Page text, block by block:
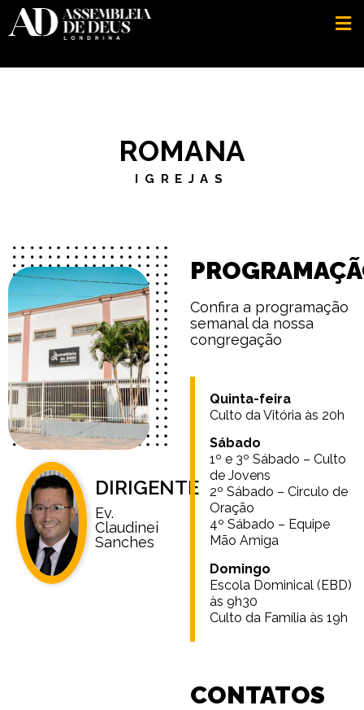
ROMANA
IGREJAS
DIRIGENTE
Ev.
Claudinei
Sanches
Confira a programação
semanal da nossa
congregação
Quinta-feira
Culto da Vitória às 20h
Sábado
1º e 3º Sábado – Culto
de Jovens
2º Sábado – Circulo de
Oração
4º Sábado – Equipe
Mão Amiga
Domingo
Escola Dominical (EBD)
às 9h30
Culto da Família às 19h
CONTATOS